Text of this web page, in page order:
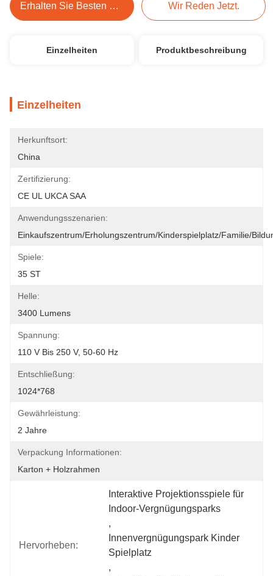
Erhalten Sie Besten Preis Wir Reden Jetzt.
Einzelheiten Produktbeschreibung
Einzelheiten
Herkunftsort:
China
Zertifizierung:
CE UL UKCA SAA
Anwendungsszenarien:
Einkaufszentrum/Erholungszentrum/Kinderspielplatz/Familie/
Spiele:
35 ST
Helle:
3400 Lumens
Spannung:
110 V Bis 250 V, 50-60 Hz
Entschließung:
1024*768
Gewährleistung:
2 Jahre
Verpackung Informationen:
Karton + Holzrahmen
Hervorheben:
Interaktive Projektionsspiele für
Indoor-Vergnügungsparks
,
Innenvergnügungspark Kinder
Spielplatz
,